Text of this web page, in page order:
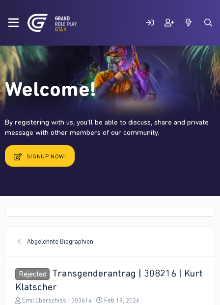
Welcome!
By registering with us, you'll be able to discuss, share and private
message with other members of our community.
SIGNUP NOW!
Abgelehnte Biographien
Rejected
Transgenderantrag | 308216 | Kurt
Klatscher
TEmil Eberschiss | 303614
SFeb 19, 2026